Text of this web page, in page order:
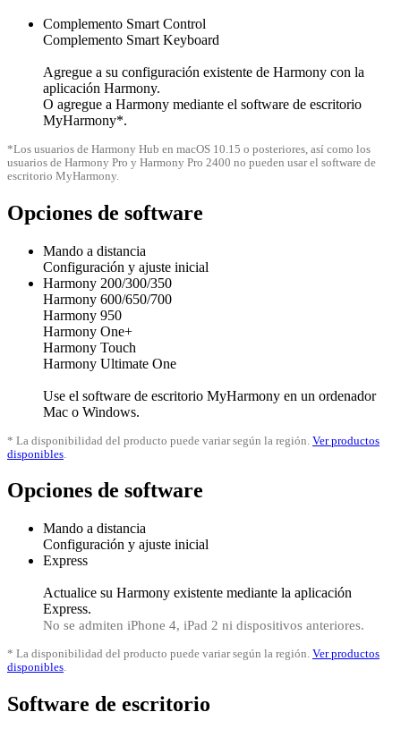
Complemento Smart Control
Complemento Smart Keyboard
Agregue a su configuración existente de Harmony con la
aplicación Harmony.
O agregue a Harmony mediante el software de escritorio
MyHarmony*.
*Los usuarios de Harmony Hub en macOS 10.15 o posteriores, así como los
usuarios de Harmony Pro y Harmony Pro 2400 no pueden usar el software de
escritorio MyHarmony.
Opciones de software
Mando a distancia
Configuración y ajuste inicial
Harmony 200/300/350
Harmony 600/650/700
Harmony 950
Harmony One+
Harmony Touch
Harmony Ultimate One
Use el software de escritorio MyHarmony en un ordenador
Mac o Windows.
* La disponibilidad del producto puede variar según la región. Ver productos
disponibles
Opciones de software
Mando a distancia
Configuración y ajuste inicial
Express
Actualice su Harmony existente mediante la aplicación
Express.
No se admiten iPhone 4, iPad 2 ni dispositivos anteriores.
* La disponibilidad del producto puede variar según la región. Ver productos
disponibles.
Software de escritorio